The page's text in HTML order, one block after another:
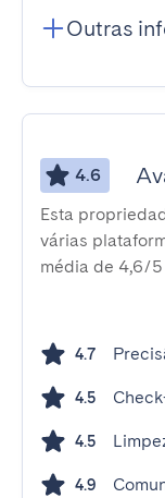
Outras
4.6
Esta
várias
média de 4,6/5
4.7
4.5
4.5
4.9